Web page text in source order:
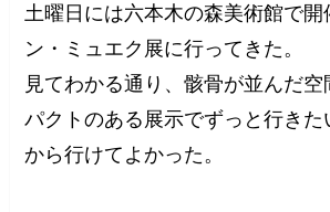
土曜日には六本木の森美術館で開
ン・ミュエク展に行ってきた。
見てわかる通り、骸骨が並んだ
パクトのある展示でずっと行きた
から行けてよかった。